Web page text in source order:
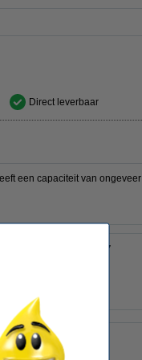
Direct leverbaar
een capaciteit van ongeveer
0734646306157